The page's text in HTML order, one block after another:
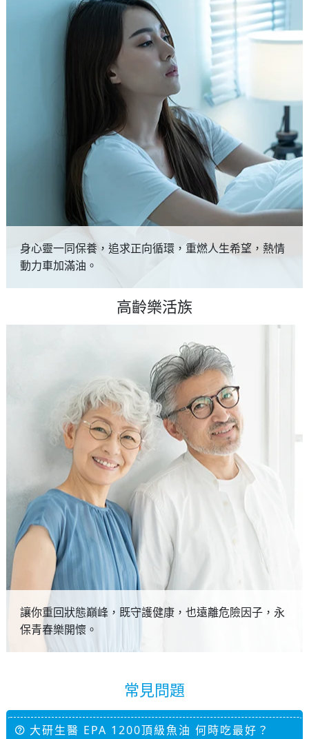
身心靈一同保養，追求正向循環，重燃人生希望，熱情
動力車加滿油。
高齡樂活族
讓你重回狀態巔峰，既守護健康，也遠離危險因子，永
保青春樂開懷。
常見問題
大研生醫 EPA 1200頂級魚油 何時吃最好？